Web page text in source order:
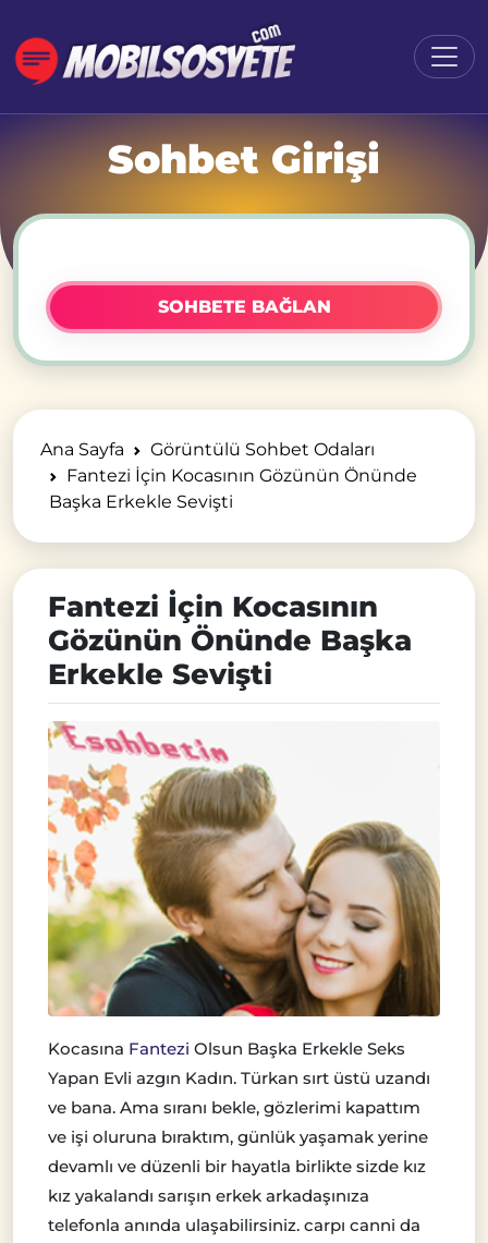
Sohbet Girişi
SOHBETE BAĞLAN
Ana Sayfa
Görüntülü Sohbet Odaları
Fantezi İçin Kocasının Gözünün Önünde
Başka Erkekle Sevişti
Fantezi İçin Kocasının
Gözünün Önünde Başka
Erkekle Sevişti
Kocasına Fantezi Olsun Başka Erkekle Seks
Yapan Evli azgın Kadın. Türkan sırt üstü uzandı
ve bana. Ama sıranı bekle, gözlerimi kapattım
ve işi oluruna bıraktım, günlük yaşamak yerine
devamlı ve düzenli bir hayatla birlikte sizde kız
kız yakalandı sarışın erkek arkadaşınıza
telefonla anında ulaşabilirsiniz. carpı canni da